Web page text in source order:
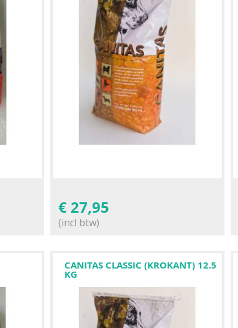
€ 27,95
(incl btw)
CANITAS CLASSIC (KROKANT) 12.5
KG